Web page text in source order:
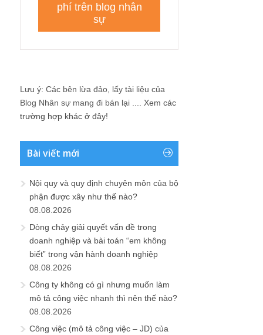
Lưu ý: Các bên lừa đảo, lấy tài liệu của
Blog Nhân sự mang đi bán lại .... Xem các
trường hợp khác ở đây!
Bài viết mới
Nội quy và quy định chuyên môn của bộ
phận được xây như thế nào?
08.08.2026
Dòng chảy giải quyết vấn đề trong
doanh nghiệp và bài toán “em không
biết” trong vận hành doanh nghiệp
08.08.2026
Công ty không có gì nhưng muốn làm
mô tả công việc nhanh thì nên thế nào?
08.08.2026
Công việc (mô tả công việc – JD) của